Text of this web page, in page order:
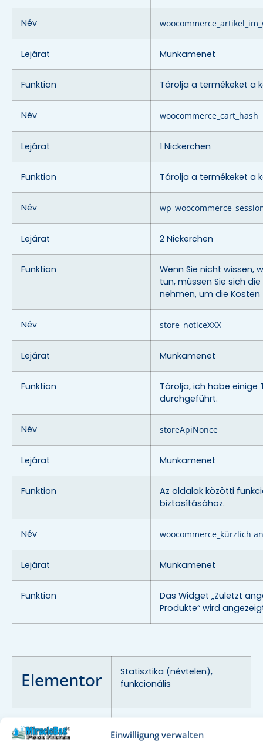
Einwilligung verwalten
Név
Lejárat Munkamenet
Funktion Tárolja a termékeket a
Név woocommerce_cart_hash
Lejárat 1 Nickerchen
Funktion Tárolja a termékeket a
Név
Lejárat 2 Nickerchen
Funktion
Wenn Sie nicht wissen,
tun, müssen Sie sich die
nehmen, um die Kosten
Név store_noticeXXX
Lejárat Munkamenet
Funktion
Tárolja, ich habe einige
durchgeführt.
Név storeApiNonce
Lejárat Munkamenet
Funktion
Az oldalak közötti
biztosításához.
Név woocommerce_kürzlich
Lejárat Munkamenet
Funktion
Das Widget „Zuletzt
Produkte“ wird
Elementor
Statisztika (névtelen),
funkcionális
Használat
Tartalomkészítéshez.